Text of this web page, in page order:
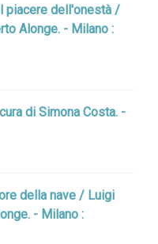
piacere dell'onestà /
Alonge. - Milano :
di Simona Costa. -
della nave / Luigi
- Milano :